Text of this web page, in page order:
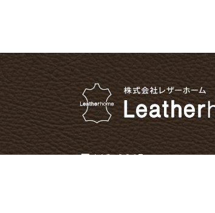
〒112-0015